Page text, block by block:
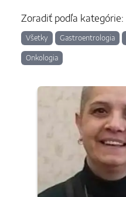
Zoradiť podľa kategórie:
Všetky Gastroentrologia
Onkologia